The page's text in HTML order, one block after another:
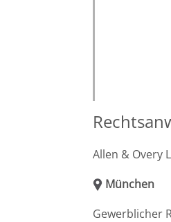
Allen & Overy
München
Gewerblicher